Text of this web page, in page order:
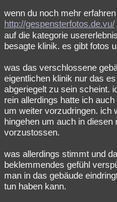
wenn du noch mehr
http://gespensterfotos.de.vu/
auf die kategorie
besagte klinik. es gibt fotos
was das verschlossene
eigentlichen klinik nur das
abgeriegelt zu sein scheint.
rein allerdings hatte ich
um weiter vorzudringen. ich
hingehen um auch in
vorzustossen.
was allerdings stimmt und
beklemmendes gefühl
man in das gebäude
tun haben kann.